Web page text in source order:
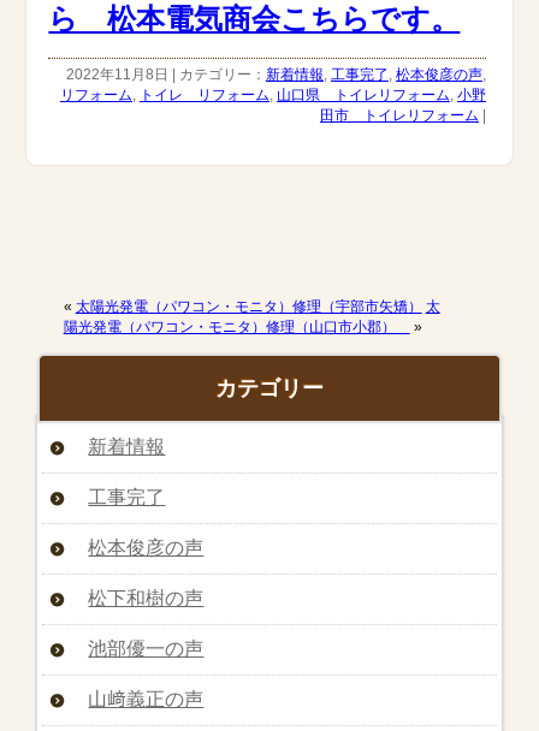
ら 松本電気商会こちらです。
2022年11月8日 | カテゴリー： 新着情報 工事完了 松本俊彦の声,
リフォーム
トイレ リフォーム 山口県 トイレリフォーム 小野
田市 トイレリフォーム |
« 太陽光発電（パワコン・モニタ）修理（宇部市矢矯）
太
陽光発電（パワコン・モニタ）修理（山口市小郡）
»
カテゴリー
新着情報
工事完了
松本俊彦の声
松下和樹の声
池部優一の声
山﨑義正の声